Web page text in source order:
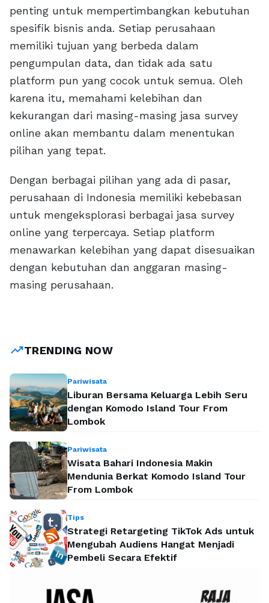
penting untuk mempertimbangkan kebutuhan
spesifik bisnis anda. Setiap perusahaan
memiliki tujuan yang berbeda dalam
pengumpulan data, dan tidak ada satu
platform pun yang cocok untuk semua. Oleh
karena itu, memahami kelebihan dan
kekurangan dari masing-masing jasa survey
online akan membantu dalam menentukan
pilihan yang tepat.
Dengan berbagai pilihan yang ada di pasar,
perusahaan di Indonesia memiliki kebebasan
untuk mengeksplorasi berbagai jasa survey
online yang terpercaya. Setiap platform
menawarkan kelebihan yang dapat disesuaikan
dengan kebutuhan dan anggaran masing-
masing perusahaan.
trending_upTRENDING NOW
Pariwisata
Liburan Bersama Keluarga Lebih Seru
dengan Komodo Island Tour From
Lombok
Pariwisata
Wisata Bahari Indonesia Makin
Mendunia Berkat Komodo Island Tour
From Lombok
Tips
Strategi Retargeting TikTok Ads untuk
Mengubah Audiens Hangat Menjadi
Pembeli Secara Efektif